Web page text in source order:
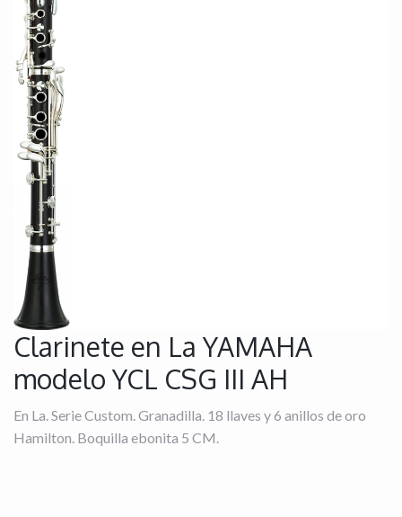
Clarinete en La YAMAHA
modelo YCL CSG III AH
En La. Serie Custom. Granadilla. 18 llaves y 6 anillos de oro
Hamilton. Boquilla ebonita 5 CM.